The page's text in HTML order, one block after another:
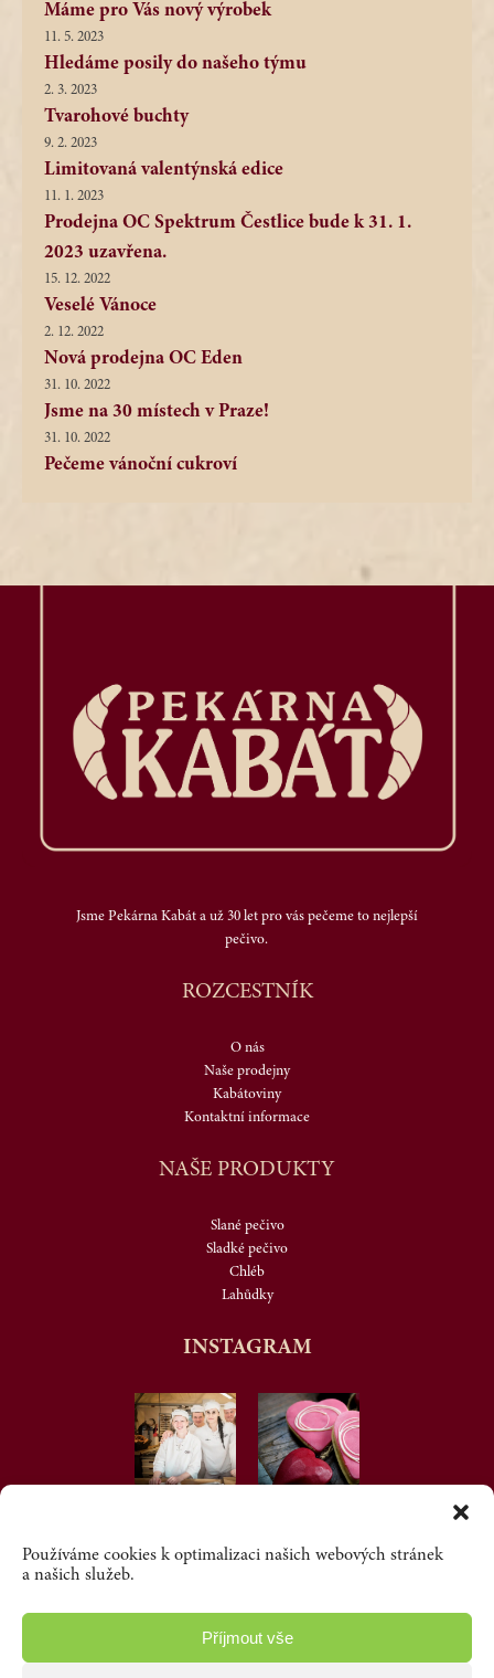
Používáme cookies k optimalizaci našich webových stránek
a našich služeb.
Příjmout vše
Máme pro Vás nový výrobek
11. 5. 2023
Hledáme posily do našeho týmu
2. 3. 2023
Tvarohové buchty
9. 2. 2023
Limitovaná valentýnská edice
11. 1. 2023
Prodejna OC Spektrum Čestlice bude k 31. 1.
2023 uzavřena.
15. 12. 2022
Veselé Vánoce
2. 12. 2022
Nová prodejna OC Eden
31. 10. 2022
Jsme na 30 místech v Praze!
31. 10. 2022
Pečeme vánoční cukroví
INSTAGRAM
ROZCESTNÍK
O nás
Naše prodejny
Kabátoviny
Kontaktní informace
NAŠE PRODUKTY
Slané pečivo
Sladké pečivo
Chléb
Lahůdky
Jsme Pekárna Kabát a už 30 let pro vás pečeme to nejlepší
pečivo.
INSTAGRAM